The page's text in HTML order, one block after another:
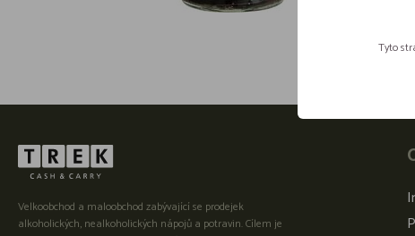
Velkoobchod a maloobchod zabývající se prodejek
alkoholických, nealkoholických nápojů a potravin. Cílem je
Tyto